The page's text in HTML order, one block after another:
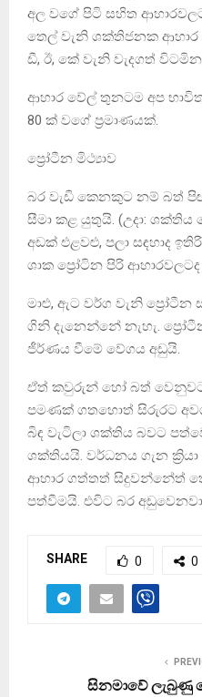
අල වගේ පිටි සහිත
තෙල් වැනි ශක්තිජනක
ඩී, ඊ, කේ වැනි වැදගත්
ආහාර වේල් තුනටම අප
80 ක් වගේ ප්‍රමාණයක්.
ප්‍රෝටීන මිථ්‍යාව
බර වැඩි කෙනකුට නම් බත්
සීමා කළ යුතුයි. (උදා:
අඩක් එළවළු, පලා සඳහාද
ශාක ප්‍රෝටින පිරි
මාළු, ඇට වර්ග වැනි
ගිනි දැනෙන්නේ නැහැ.
ජීර්ණය වීමේ වේගය අඩුයි.
ඒත් කවුරුන් හෝ බත් වෙනුවට
පමණක් ගතහොත් සිරුරට
බිඳ වැටිලා ශක්තිය බවට
ශක්තියයි. වර්ධනය ගැන
ආහාර ගත්තත් සිදුවන්නේත්
පත්වීමයි. එවිට බර අඩුවෙනවා.
SHARE 0 0
සිනමාවේ ලැබුණු